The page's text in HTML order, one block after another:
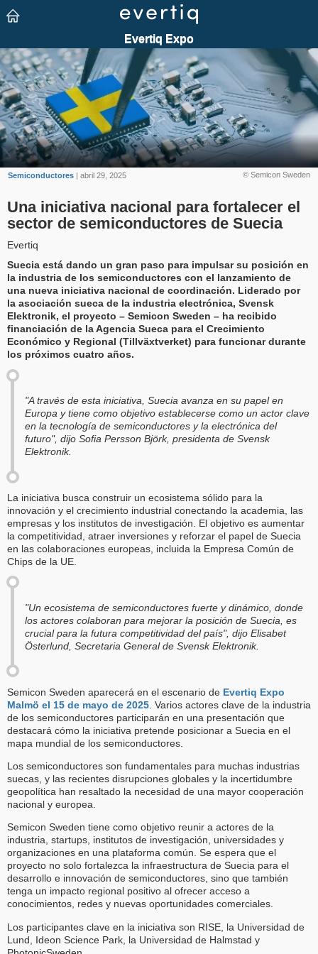
© Semicon Sweden
Semiconductores | abril 29, 2025
Una iniciativa nacional para fortalecer el
sector de semiconductores de Suecia
Evertiq
Suecia está dando un gran paso para impulsar su posición en
la industria de los semiconductores con el lanzamiento de
una nueva iniciativa nacional de coordinación. Liderado por
la asociación sueca de la industria electrónica, Svensk
Elektronik, el proyecto – Semicon Sweden – ha recibido
financiación de la Agencia Sueca para el Crecimiento
Económico y Regional (Tillväxtverket) para funcionar durante
los próximos cuatro años.
"A través de esta iniciativa, Suecia avanza en su papel en
Europa y tiene como objetivo establecerse como un actor clave
en la tecnología de semiconductores y la electrónica del
futuro", dijo Sofia Persson Björk, presidenta de Svensk
Elektronik.
La iniciativa busca construir un ecosistema sólido para la
innovación y el crecimiento industrial conectando la academia, las
empresas y los institutos de investigación. El objetivo es aumentar
la competitividad, atraer inversiones y reforzar el papel de Suecia
en las colaboraciones europeas, incluida la Empresa Común de
Chips de la UE.
"Un ecosistema de semiconductores fuerte y dinámico, donde
los actores colaboran para mejorar la posición de Suecia, es
crucial para la futura competitividad del país", dijo Elisabet
Österlund, Secretaria General de Svensk Elektronik.
Semicon Sweden aparecerá en el escenario de Evertiq Expo
Malmö el 15 de mayo de 2025 . Varios actores clave de la industria
de los semiconductores participarán en una presentación que
destacará cómo la iniciativa pretende posicionar a Suecia en el
mapa mundial de los semiconductores.
Los semiconductores son fundamentales para muchas industrias
suecas, y las recientes disrupciones globales y la incertidumbre
geopolítica han resaltado la necesidad de una mayor cooperación
nacional y europea.
Semicon Sweden tiene como objetivo reunir a actores de la
industria, startups, institutos de investigación, universidades y
organizaciones en una plataforma común. Se espera que el
proyecto no solo fortalezca la infraestructura de Suecia para el
desarrollo e innovación de semiconductores, sino que también
tenga un impacto regional positivo al ofrecer acceso a
conocimientos, redes y nuevas oportunidades comerciales.
Los participantes clave en la iniciativa son RISE, la Universidad de
Lund, Ideon Science Park, la Universidad de Halmstad y